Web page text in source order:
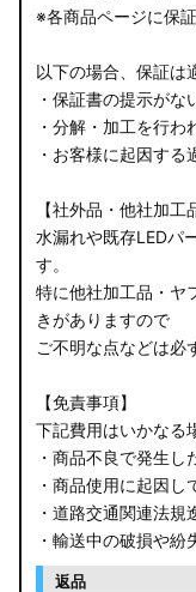
※各商品ページに保
以下の場合、保証は
・保証書の提示がな
・分解・加工を行わ
・お客様に起因す
【社外品・他社加工
水漏れや既存LEDパ
す。
特に他社加工品・ヤ
きがありますので
ご不明な点などは必
【免責事項】
下記費用はいかなる
・商品不良で発生
・商品使用に起因
・道路交通関連法
・輸送中の破損や紛
返品